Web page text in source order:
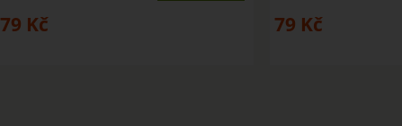
79 Kč 79 Kč